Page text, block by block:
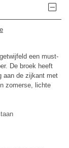
een must-
De broek heeft
aan de zijkant met
zomerse, lichte